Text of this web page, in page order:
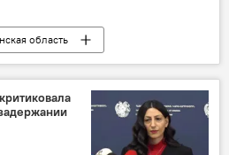
область
Новости Армения